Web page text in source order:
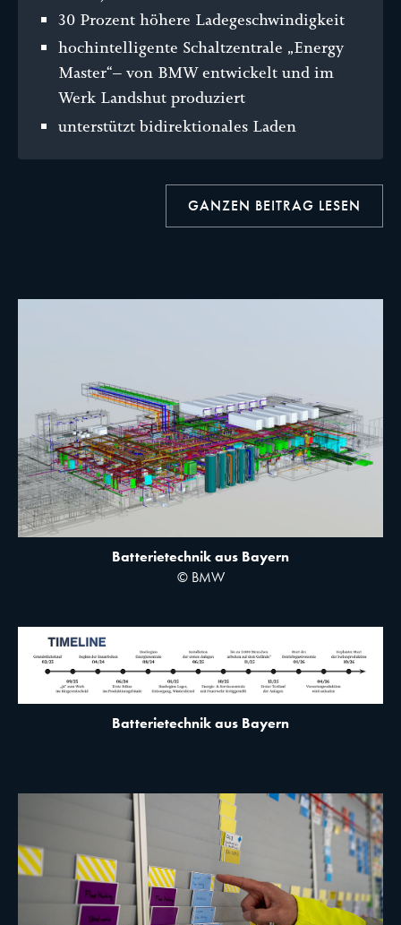
30 Prozent höhere Ladegeschwindigkeit
hochintelligente Schaltzentrale „Energy
Master“– von BMW entwickelt und im
Werk Landshut produziert
unterstützt bidirektionales Laden
GANZEN BEITRAG LESEN
Batterietechnik aus Bayern
© BMW
Batterietechnik aus Bayern